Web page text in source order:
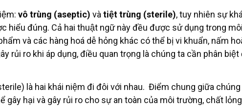
vô trùng (aseptic) và tiệt trùng (sterile), tuy nhiên sự
hiểu đúng. Cả hai thuật ngữ này đều được sử dụng trong
và các hàng hoá dễ hỏng khác có thể bị vi khuẩn, nấm
rủi ro khi áp dụng, điều quan trọng là chúng ta cần phân
là hai khái niệm đi đôi với nhau. Điểm chung giữa
gây hại và gây rủi ro cho sự an toàn của môi trường, chất